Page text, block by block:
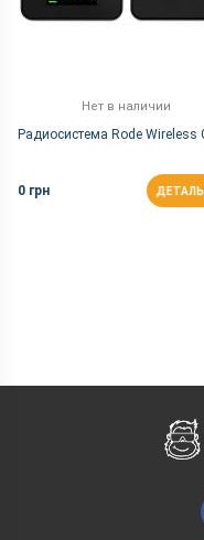
Нет в наличии
Радиосистема Rode Wireless
0 грн